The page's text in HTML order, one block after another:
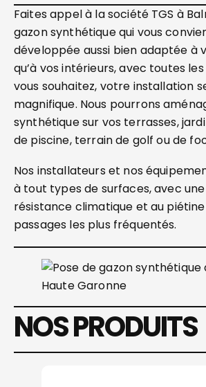
Faites appel à la société TGS à
gazon synthétique qui vous
développée aussi bien adaptée à
qu’à vos intérieurs, avec toutes
vous souhaitez, votre installation
magnifique. Nous pourrons
synthétique sur vos terrasses,
de piscine, terrain de golf ou de
Nos installateurs et nos
à tout types de surfaces, avec
résistance climatique et au
passages les plus fréquentés.
NOS PRODUITS